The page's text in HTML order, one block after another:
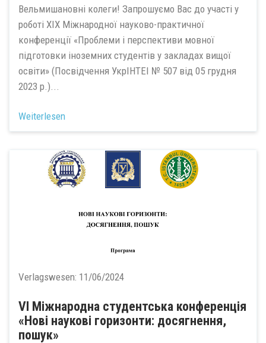
Вельмишановні колеги! Запрошуємо Вас до участі у
роботі XIX Міжнародної науково-практичної
конференції «Проблеми і перспективи мовної
підготовки іноземних студентів у закладах вищої
освіти» (Посвідчення УкрІНТЕІ № 507 від 05 грудня
2023 р.)...
Weiterlesen
Verlagswesen: 11/06/2024
VI Міжнародна студентська конференція
«Нові наукові горизонти: досягнення,
пошук»